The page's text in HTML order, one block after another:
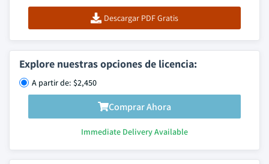
Descargar PDF Gratis
Explore nuestras opciones de licencia:
A partir de: $2,450
Comprar Ahora
Immediate Delivery Available